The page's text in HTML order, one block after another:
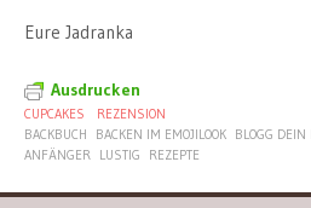
Eure Jadranka
Ausdrucken
CUPCAKES
REZENSION
BACKBUCH
BACKEN IM EMOJILOOK BLOGG DEIN
ANFÄNGER LUSTIG REZEPTE